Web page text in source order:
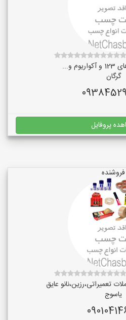
و...
گرگان
پروفایل
فروشنده
تعمیراتی،رزین،نانو عایق
یاسوج